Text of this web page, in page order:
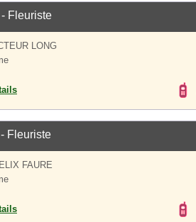
- Fleuriste
LONG
- Fleuriste
FAURE